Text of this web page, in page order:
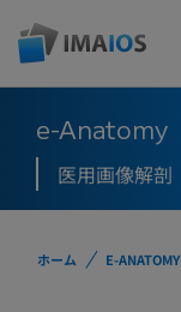
e-Anatomy
医用画像解剖
ホーム E-ANATOMY